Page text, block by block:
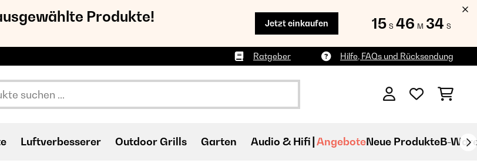
Produkte! Jetzt einkaufen 15 S 46 M 33 S
Ratgeber Hilfe, FAQs und Rücksendung
Luftverbesserer Outdoor Grills Garten Audio & Hifi AngeboteNeue ProdukteB-